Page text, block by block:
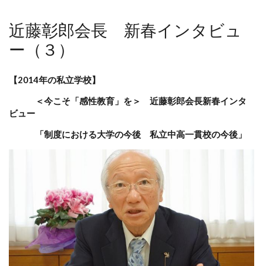
近藤彰郎会長 新春インタビュ
ー（３）
【2014年の私立学校】
＜今こそ「感性教育」を＞ 近藤彰郎会長新春インタ
ビュー
「制度における大学の今後 私立中高一貫校の今後」